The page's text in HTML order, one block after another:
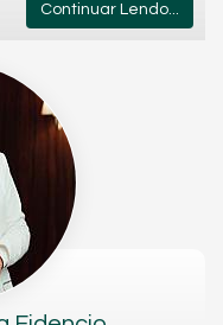
Continuar Lendo...